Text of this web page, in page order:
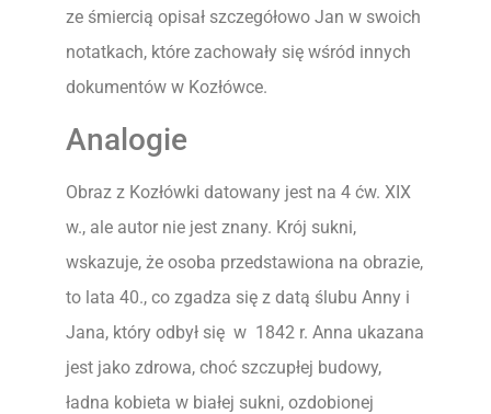
ze śmiercią opisał szczegółowo Jan w swoich
notatkach, które zachowały się wśród innych
dokumentów w Kozłówce.
Analogie
Obraz z Kozłówki datowany jest na 4 ćw. XIX
w., ale autor nie jest znany. Krój sukni,
wskazuje, że osoba przedstawiona na obrazie,
to lata 40., co zgadza się z datą ślubu Anny i
Jana, który odbył się w 1842 r. Anna ukazana
jest jako zdrowa, choć szczupłej budowy,
ładna kobieta w białej sukni, ozdobionej